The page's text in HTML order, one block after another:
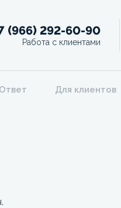
(966) 292-60-90
Работа с клиентами
Для клиентов